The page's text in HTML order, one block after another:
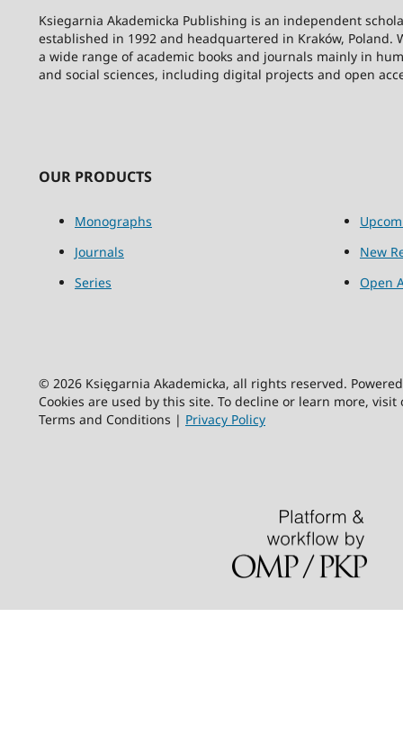
Ksiegarnia Akademicka Publishing is an independent
established in 1992 and headquartered in Kraków, Poland.
a wide range of academic books and journals mainly in
and social sciences, including digital projects and open
OUR PRODUCTS
Monographs
Journals
Series
New
Open
© 2026 Księgarnia Akademicka, all rights reserved.
Cookies are used by this site. To decline or learn more,
Terms and Conditions | Privacy Policy